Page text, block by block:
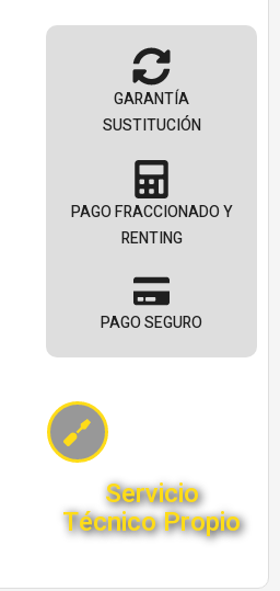
GARANTÍA
SUSTITUCIÓN
PAGO FRACCIONADO Y
RENTING
PAGO SEGURO
Servicio
Técnico Propio